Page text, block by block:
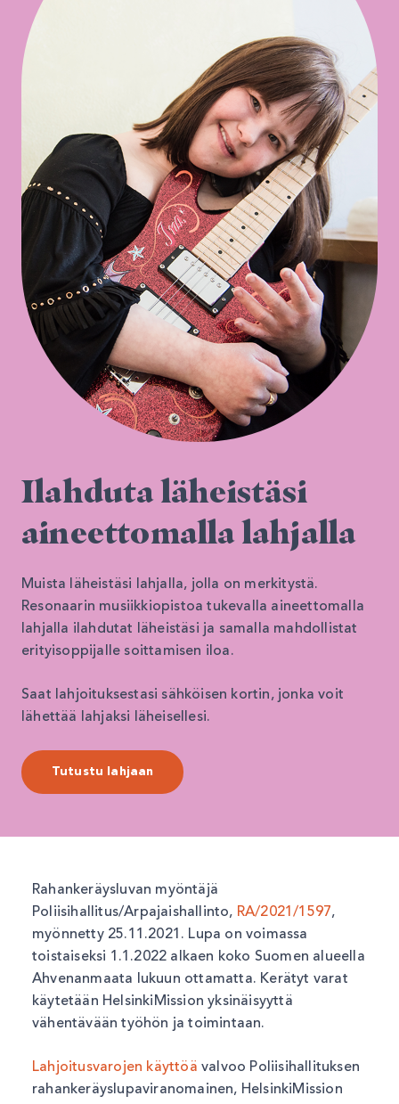
Ilahduta läheistäsi
aineettomalla lahjalla
Muista läheistäsi lahjalla, jolla on merkitystä.
Resonaarin musiikkiopistoa tukevalla aineettomalla
lahjalla ilahdutat läheistäsi ja samalla mahdollistat
erityisoppijalle soittamisen iloa.
Saat lahjoituksestasi sähköisen kortin, jonka voit
lähettää lahjaksi läheisellesi.
Tutustu lahjaan
Rahankeräysluvan myöntäjä
Poliisihallitus/Arpajaishallinto, RA/2021/1597,
myönnetty 25.11.2021. Lupa on voimassa
toistaiseksi 1.1.2022 alkaen koko Suomen alueella
Ahvenanmaata lukuun ottamatta. Kerätyt varat
käytetään HelsinkiMission yksinäisyyttä
vähentävään työhön ja toimintaan.
Lahjoitusvarojen käyttöä valvoo Poliisihallituksen
rahankeräyslupaviranomainen, HelsinkiMission